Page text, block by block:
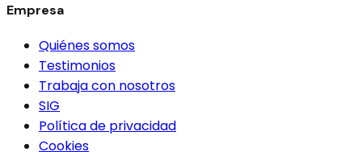
Empresa
Quiénes somos
Testimonios
Trabaja con nosotros
SIG
Política de privacidad
Cookies